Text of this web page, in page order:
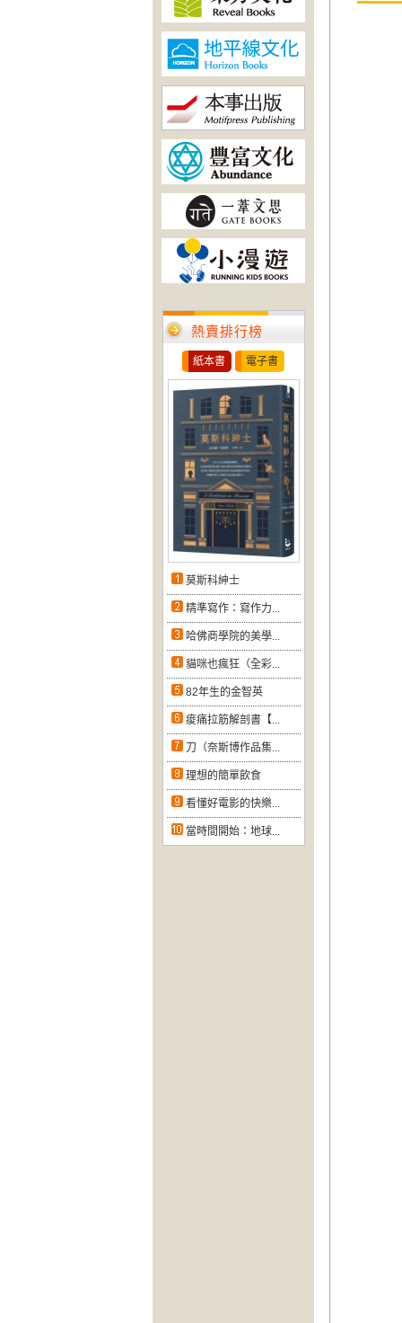
熱賣排行榜
紙本書 電子書
莫斯科紳士
精準寫作：寫作力...
哈佛商學院的美學...
貓咪也瘋狂（全彩...
82年生的金智英
痠痛拉筋解剖書【...
刀（奈斯博作品集...
理想的簡單飲食
看懂好電影的快樂...
當時間開始：地球...